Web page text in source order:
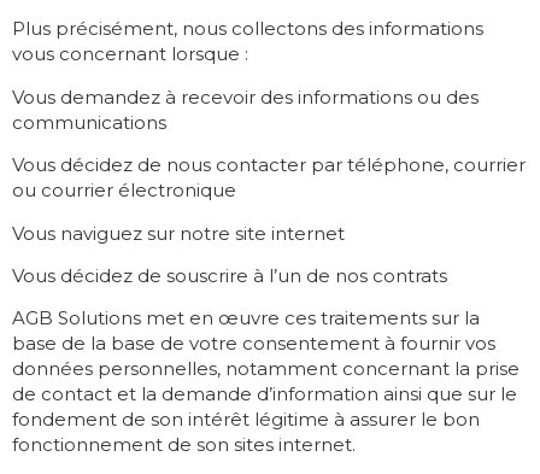
Plus précisément, nous collectons des informations
vous concernant lorsque :
Vous demandez à recevoir des informations ou des
communications
Vous décidez de nous contacter par téléphone, courrier
ou courrier électronique
Vous naviguez sur notre site internet
Vous décidez de souscrire à l’un de nos contrats
AGB Solutions met en œuvre ces traitements sur la
base de la base de votre consentement à fournir vos
données personnelles, notamment concernant la prise
de contact et la demande d’information ainsi que sur le
fondement de son intérêt légitime à assurer le bon
fonctionnement de son sites internet.